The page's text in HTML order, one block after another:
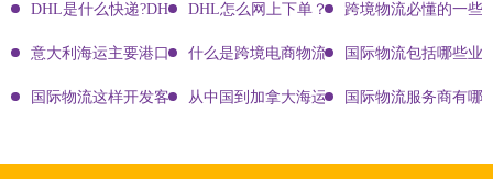
DHL是什么快递?DHL国际快递介绍DHL怎么网上下单？DHL快递寄件有哪些方
跨境物流必懂的一些
意大利海运主要港口有哪些什么是跨境电商物流? 国际物流包括哪些业
国际物流这样开发客户会让你成为销冠从中国到加拿大海运要多久能到达？
国际物流服务商有哪